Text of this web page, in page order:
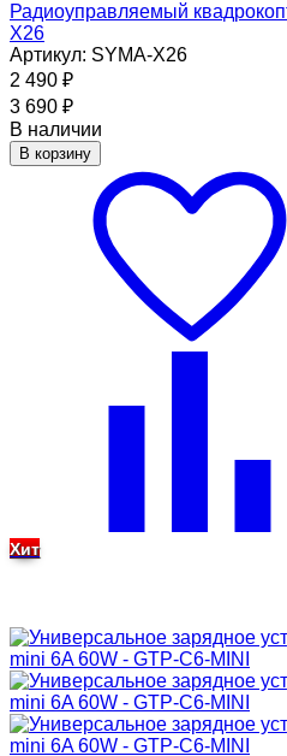
Радиоуправляемый
X26
Артикул: SYMA-X26
2 490 ₽
3 690 ₽
В наличии
В корзину
Хит